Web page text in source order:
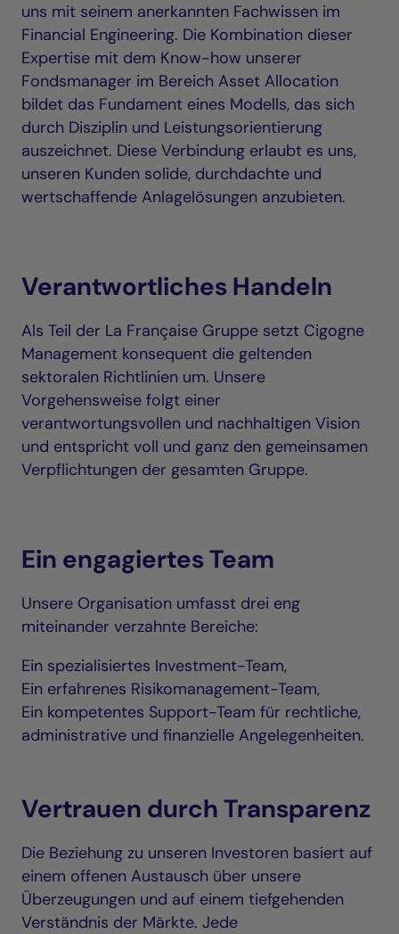
uns mit seinem anerkannten Fachwissen im
Financial Engineering. Die Kombination dieser
Expertise mit dem Know-how unserer
Fondsmanager im Bereich Asset Allocation
bildet das Fundament eines Modells, das sich
durch Disziplin und Leistungsorientierung
auszeichnet. Diese Verbindung erlaubt es uns,
unseren Kunden solide, durchdachte und
wertschaffende Anlagelösungen anzubieten.
Verantwortliches Handeln
Als Teil der La Française Gruppe setzt Cigogne
Management konsequent die geltenden
sektoralen Richtlinien um. Unsere
Vorgehensweise folgt einer
verantwortungsvollen und nachhaltigen Vision
und entspricht voll und ganz den gemeinsamen
Verpflichtungen der gesamten Gruppe.
Ein engagiertes Team
Unsere Organisation umfasst drei eng
miteinander verzahnte Bereiche:
Ein spezialisiertes Investment-Team,
Ein erfahrenes Risikomanagement-Team,
Ein kompetentes Support-Team für rechtliche,
administrative und finanzielle Angelegenheiten.
Vertrauen durch Transparenz
Die Beziehung zu unseren Investoren basiert auf
einem offenen Austausch über unsere
Überzeugungen und auf einem tiefgehenden
Verständnis der Märkte. Jede